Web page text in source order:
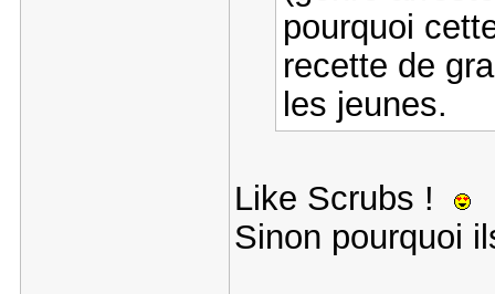
pourquoi
recette de
les jeunes.
Like Scrubs !
Sinon pourquoi